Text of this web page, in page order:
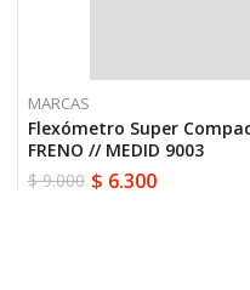
MARCAS
Flexómetro Super
FRENO // MEDID 9003
$9.000
El $ 6.300
El